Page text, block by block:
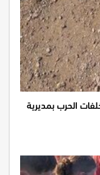
الحرب بمديرية